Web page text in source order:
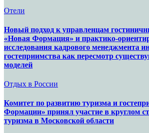
Отели
Новый подход к управленцам
«Новая Формация» и практико-
исследования кадрового менеджмента
гостеприимства как пересмотр
моделей
Отдых в России
Комитет по развитию туризма и
Формации» принял участие в круглом
туризма в Московской области